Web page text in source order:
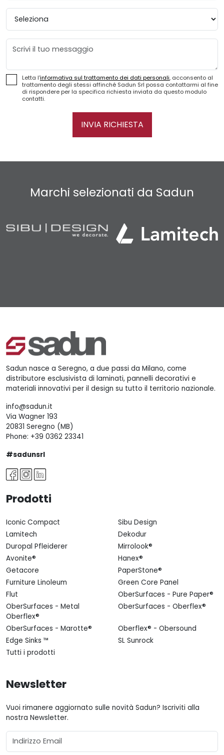
Provincia
Messaggio
Letta l'informativa sul trattamento dei dati personali, acconsento al
trattamento degli stessi affinché Sadun Srl possa contattarmi al fine
di rispondere per la specifica richiesta inviata da questo modulo
contatti.
INVIA RICHIESTA
Marchi selezionati da Sadun
Sadun nasce a Seregno, a due passi da Milano, come
distributore esclusivista di laminati, pannelli decorativi e
materiali innovativi per il design su tutto il territorio nazionale.
info@sadun.it
Via Wagner 193
20831 Seregno (MB)
Phone: +39 0362 23341
#sadunsrl
Prodotti
Iconic Compact
Sibu Design
Lamitech
Dekodur
Duropal Pfleiderer
Mirrolook®
Avonite®
Hanex®
Getacore
PaperStone®
Furniture Linoleum
Green Core Panel
Flut
OberSurfaces - Pure Paper®
OberSurfaces - Metal
Oberflex®
OberSurfaces - Oberflex®
OberSurfaces - Marotte®
Oberflex® - Obersound
Edge Sinks ™
SL Sunrock
Tutti i prodotti
Newsletter
Vuoi rimanere aggiornato sulle novità Sadun? Iscriviti alla
nostra Newsletter.
Email